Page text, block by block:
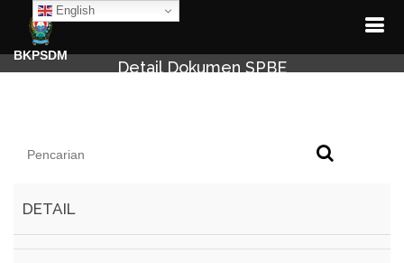
English
BKPSDM
Detail Dokumen SPBE
DETAIL